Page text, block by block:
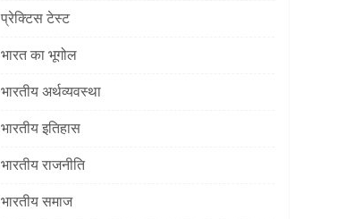
प्रेक्टिस टेस्ट
भारत का भूगोल
भारतीय अर्थव्यवस्था
भारतीय इतिहास
भारतीय राजनीति
भारतीय समाज